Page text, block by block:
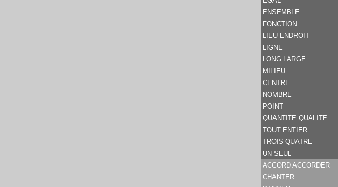
ENSEMBLE
FONCTION
LIEU ENDROIT
LIGNE
LONG LARGE
MILIEU
CENTRE
NOMBRE
POINT
QUANTITE QUALITE
TOUT ENTIER
TROIS QUATRE
UN SEUL
ACCORD ACCORDER
CHANTER